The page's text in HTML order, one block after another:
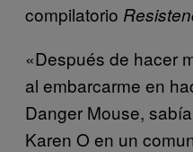
compilatorio
«Después de hacer
al embarcarme en
Danger Mouse,
Karen O en un